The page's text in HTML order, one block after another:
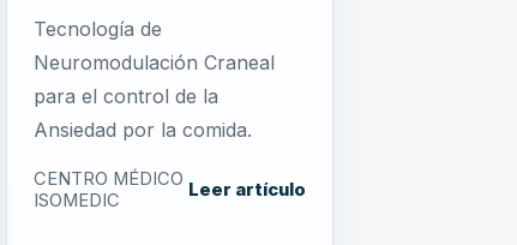
Tecnología de
Neuromodulación Craneal
para el control de la
Ansiedad por la comida.
CENTRO MÉDICO
ISOMEDIC
Leer artículo